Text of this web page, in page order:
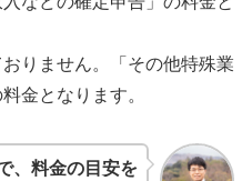
りません。「その他特殊業
金となります。
、料金の目安を